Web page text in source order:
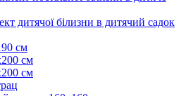
дитячої білизни в дитячий садок
см
см
см